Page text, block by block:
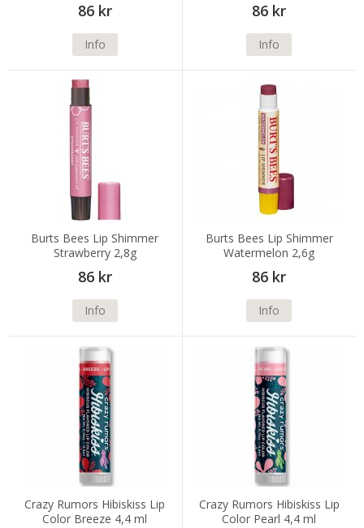
86 kr
Info
86 kr
Info
Burts Bees Lip Shimmer
Strawberry 2,8g
86 kr
Info
Burts Bees Lip Shimmer
Watermelon 2,6g
86 kr
Info
Crazy Rumors Hibiskiss Lip
Color Breeze 4,4 ml
Crazy Rumors Hibiskiss Lip
Color Pearl 4,4 ml